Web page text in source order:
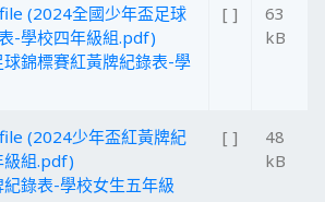
錦標賽紅黃牌紀錄表-學
[ ]
63
kB
錄表-學校女生五年級
[ ]
48
kB